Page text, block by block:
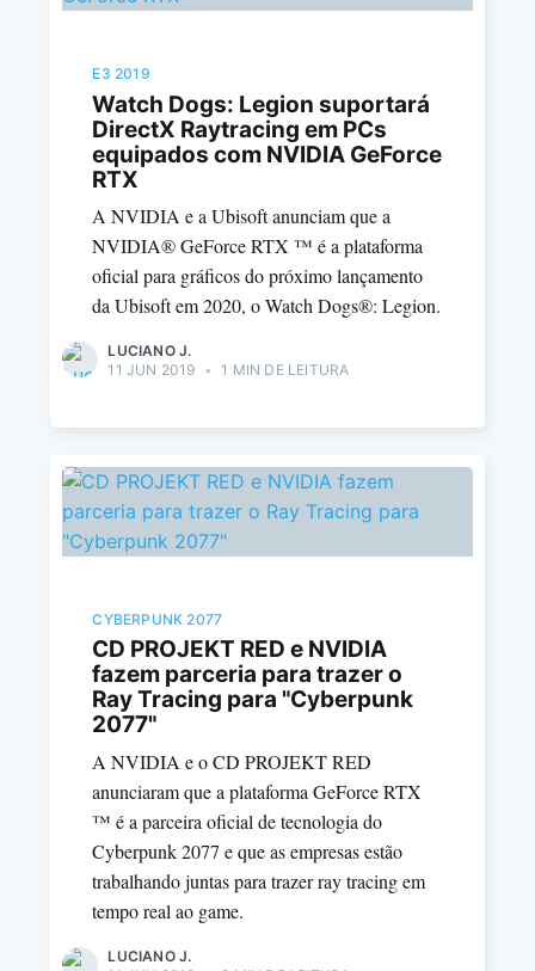
E3 2019
Watch Dogs: Legion suportará
DirectX Raytracing em PCs
equipados com NVIDIA GeForce
RTX
A NVIDIA e a Ubisoft anunciam que a
NVIDIA® GeForce RTX ™ é a plataforma
oficial para gráficos do próximo lançamento
da Ubisoft em 2020, o Watch Dogs®: Legion.
LUCIANO J.
11 JUN 2019 • 1 MIN DE LEITURA
CYBERPUNK 2077
CD PROJEKT RED e NVIDIA
fazem parceria para trazer o
Ray Tracing para "Cyberpunk
2077"
A NVIDIA e o CD PROJEKT RED
anunciaram que a plataforma GeForce RTX
™ é a parceira oficial de tecnologia do
Cyberpunk 2077 e que as empresas estão
trabalhando juntas para trazer ray tracing em
tempo real ao game.
LUCIANO J.